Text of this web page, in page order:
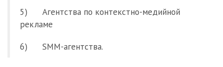
5) Агентства по контекстно-медийной
рекламе
6) SMM-агентства.